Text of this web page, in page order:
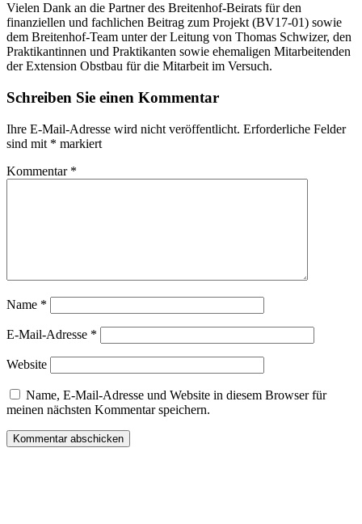
Vielen Dank an die Partner des Breitenhof-Beirats für den
finanziellen und fachlichen Beitrag zum Projekt (BV17-01) sowie
dem Breitenhof-Team unter der Leitung von Thomas Schwizer, den
Praktikantinnen und Praktikanten sowie ehemaligen Mitarbeitenden
der Extension Obstbau für die Mitarbeit im Versuch.
Schreiben Sie einen Kommentar
Ihre E-Mail-Adresse wird nicht veröffentlicht. Erforderliche Felder
sind mit * markiert
Kommentar *
Name *
E-Mail-Adresse *
Website
Name, E-Mail-Adresse und Website in diesem Browser für
meinen nächsten Kommentar speichern.